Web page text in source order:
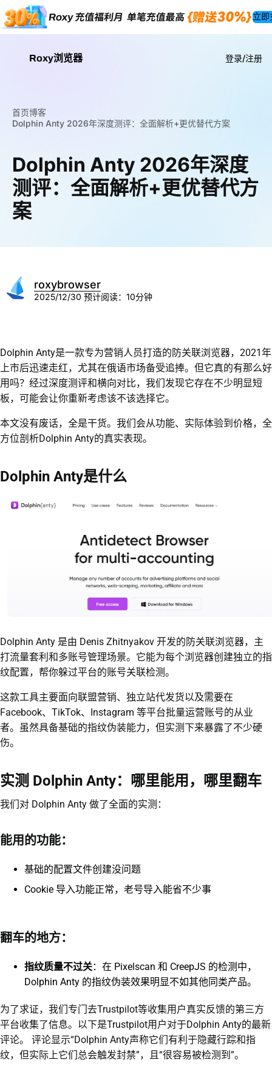
立即
Roxy浏览器 登录/注册
首页博客
Dolphin Anty 2026年深度测评：全面解析+更优替代方案
Dolphin Anty 2026年深度
测评：全面解析+更优替代方
案
roxybrowser
2025/12/30 预计阅读：10分钟
Dolphin Anty是一款专为营销人员打造的防关联浏览器，2021年
上市后迅速走红，尤其在俄语市场备受追捧。但它真的有那么好
用吗？经过深度测评和横向对比，我们发现它存在不少明显短
板，可能会让你重新考虑该不该选择它。
本文没有废话，全是干货。我们会从功能、实际体验到价格，全
方位剖析Dolphin Anty的真实表现。
Dolphin Anty是什么
Dolphin Anty 是由 Denis Zhitnyakov 开发的防关联浏览器，主
打流量套利和多账号管理场景。它能为每个浏览器创建独立的指
纹配置，帮你躲过平台的账号关联检测。
这款工具主要面向联盟营销、独立站代发货以及需要在
Facebook、TikTok、Instagram 等平台批量运营账号的从业
者。虽然具备基础的指纹伪装能力，但实测下来暴露了不少硬
伤。
实测 Dolphin Anty：哪里能用，哪里翻车
我们对 Dolphin Anty 做了全面的实测：
能用的功能：
基础的配置文件创建没问题
Cookie 导入功能正常，老号导入能省不少事
翻车的地方：
指纹质量不过关：在 Pixelscan 和 CreepJS 的检测中，
Dolphin Anty 的指纹伪装效果明显不如其他同类产品。
为了求证，我们专门去Trustpilot等收集用户真实反馈的第三方
平台收集了信息。以下是Trustpilot用户对于Dolphin Anty的最新
评论。 评论显示“Dolphin Anty声称它们有利于隐藏行踪和指
纹，但实际上它们总会触发封禁”，且“很容易被检测到”。